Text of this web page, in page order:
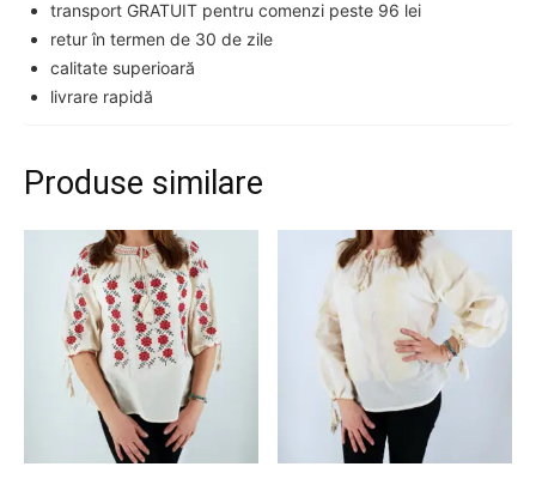
transport GRATUIT pentru comenzi peste 96 lei
retur în termen de 30 de zile
calitate superioară
livrare rapidă
Produse similare